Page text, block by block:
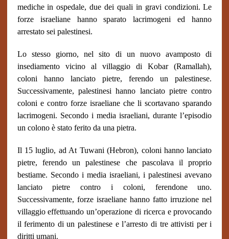
mediche in ospedale, due dei quali in gravi condizioni. Le
forze israeliane hanno sparato lacrimogeni ed hanno
arrestato sei palestinesi.
Lo stesso giorno, nel sito di un nuovo avamposto di
insediamento vicino al villaggio di Kobar (Ramallah),
coloni hanno lanciato pietre, ferendo un palestinese.
Successivamente, palestinesi hanno lanciato pietre contro
coloni e contro forze israeliane che li scortavano sparando
lacrimogeni. Secondo i media israeliani, durante l’episodio
un colono è stato ferito da una pietra.
Il 15 luglio, ad At Tuwani (Hebron), coloni hanno lanciato
pietre, ferendo un palestinese che pascolava il proprio
bestiame. Secondo i media israeliani, i palestinesi avevano
lanciato pietre contro i coloni, ferendone uno.
Successivamente, forze israeliane hanno fatto irruzione nel
villaggio effettuando un’operazione di ricerca e provocando
il ferimento di un palestinese e l’arresto di tre attivisti per i
diritti umani.